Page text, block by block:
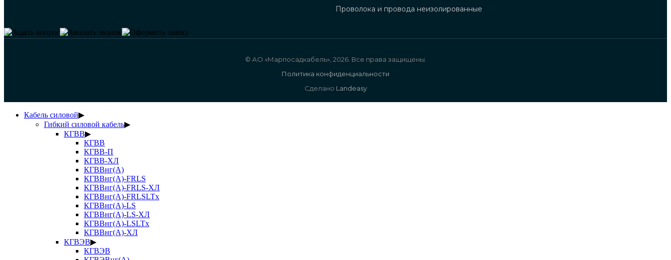
Проволока и провода неизолированные
© АО «Марпосадкабель», 2026. Все права защищены.
Политика конфиденциальности
Сделано Landeasy
Кабель силовой▶
Гибкий силовой кабель▶
КГВВ▶
КГВВ
КГВВ-П
КГВВ-ХЛ
КГВВнг(А)
КГВВнг(А)-FRLS
КГВВнг(А)-FRLS-ХЛ
КГВВнг(А)-FRLSLTx
КГВВнг(А)-LS
КГВВнг(А)-LS-ХЛ
КГВВнг(А)-LSLTx
КГВВнг(А)-ХЛ
КГВЭВ▶
КГВЭВ